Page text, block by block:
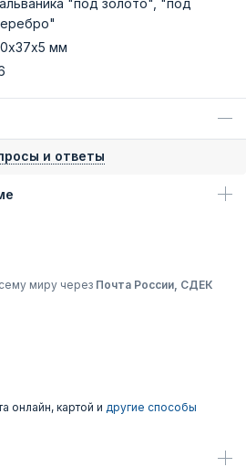
мм
и ответы
миру через Почта России, СДЕК
онлайн, картой и другие способы